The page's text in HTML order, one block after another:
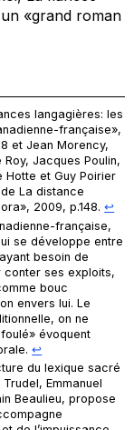
«grand roman
langagières: les
française»,
et Jean Morency,
Jacques Poulin,
Hotte et Guy Poirier
deLa distance
2009, p.148.↩︎
française,
se développe entre
besoin de
ses exploits,
bouc
envers lui. Le
on ne
évoquent
↩︎
du lexique sacré
Emmanuel
Beaulieu, propose